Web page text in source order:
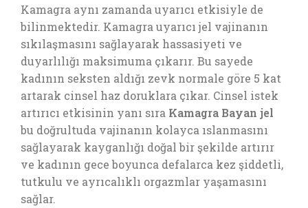
Kamagra aynı zamanda uyarıcı etkisiyle de
bilinmektedir. Kamagra uyarıcı jel vajinanın
sıkılaşmasını sağlayarak hassasiyeti ve
duyarlılığı maksimuma çıkarır. Bu sayede
kadının seksten aldığı zevk normale göre 5 kat
artarak cinsel haz doruklara çıkar. Cinsel istek
artırıcı etkisinin yanı sıra Kamagra Bayan jel
bu doğrultuda vajinanın kolayca ıslanmasını
sağlayarak kayganlığı doğal bir şekilde artırır
ve kadının gece boyunca defalarca kez şiddetli,
tutkulu ve ayrıcalıklı orgazmlar yaşamasını
sağlar.